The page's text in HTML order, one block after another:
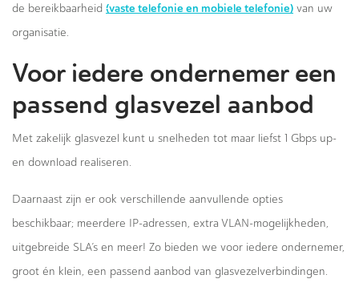
de bereikbaarheid (vaste telefonie en mobiele telefonie) van uw
organisatie.
Voor iedere ondernemer een
passend glasvezel aanbod
Met zakelijk glasvezel kunt u snelheden tot maar liefst 1 Gbps up-
en download realiseren.
Daarnaast zijn er ook verschillende aanvullende opties
beschikbaar; meerdere IP-adressen, extra VLAN-mogelijkheden,
uitgebreide SLA’s en meer! Zo bieden we voor iedere ondernemer,
groot én klein, een passend aanbod van glasvezelverbindingen.